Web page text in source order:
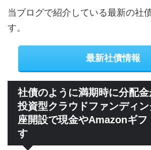
当ブログで紹介している最新の社
す。
最新社債情報
社債のように満期時に分配
投資型クラウドファンディン
座開設で現金やAmazonギフ
す